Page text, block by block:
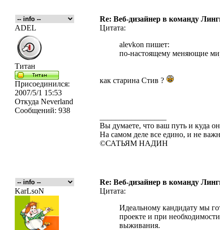
Re: Веб-дизайнер в команду
ADEL
Титан
Присоединился:
2007/5/1 15:53
Откуда Neverland
Сообщений: 938
Цитата:
alevkon пишет:
по-настоящему меняющие
как старина Стив ?
Вы думаете, что ваш путь и куда
На самом деле все едино, и не
©САТЬЯМ НАДИН
Re: Веб-дизайнер в команду
KarLsoN
Цитата:
Идеальному кандидату мы
проекте и при
выживания.